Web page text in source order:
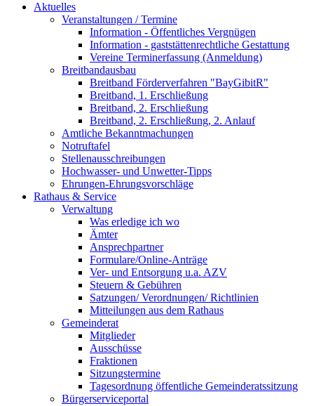
Aktuelles
Veranstaltungen / Termine
Information - Öffentliches Vergnügen
Information - gaststättenrechtliche Gestattung
Vereine Terminerfassung (Anmeldung)
Breitbandausbau
Breitband Förderverfahren "BayGibitR"
Breitband, 1. Erschließung
Breitband, 2. Erschließung
Breitband, 2. Erschließung, 2. Anlauf
Amtliche Bekanntmachungen
Notruftafel
Stellenausschreibungen
Hochwasser- und Unwetter-Tipps
Ehrungen-Ehrungsvorschläge
Rathaus & Service
Verwaltung
Was erledige ich wo
Ämter
Ansprechpartner
Formulare/Online-Anträge
Ver- und Entsorgung u.a. AZV
Steuern & Gebühren
Satzungen/ Verordnungen/ Richtlinien
Mitteilungen aus dem Rathaus
Gemeinderat
Mitglieder
Ausschüsse
Fraktionen
Sitzungstermine
Tagesordnung öffentliche Gemeinderatssitzung
Bürgerserviceportal